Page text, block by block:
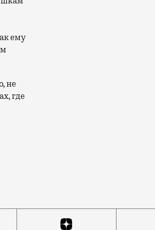
ему
не
где
стразами. Издалека это